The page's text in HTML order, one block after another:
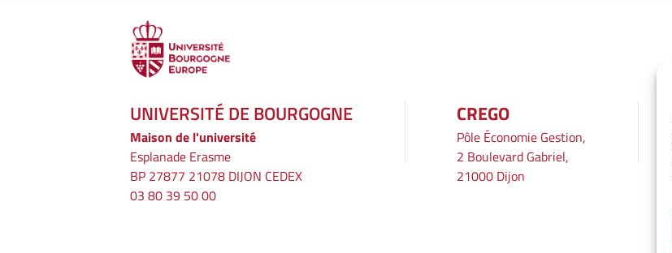
UNIVERSITÉ DE BOURGOGNE
Maison de l'université
Esplanade Erasme
BP 27877 21078 DIJON CEDEX
03 80 39 50 00
CREGO
Pôle Économie Gestion,
2 Boulevard Gabriel,
21000 Dijon